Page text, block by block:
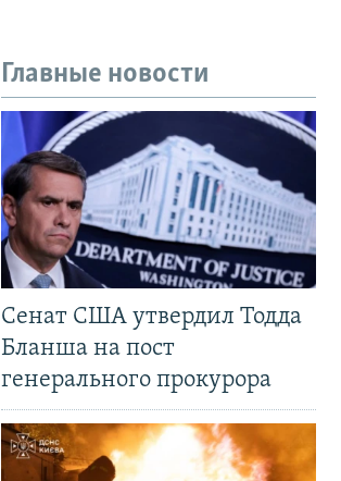
Главные новости
Сенат США утвердил Тодда
Бланша на пост
генерального прокурора